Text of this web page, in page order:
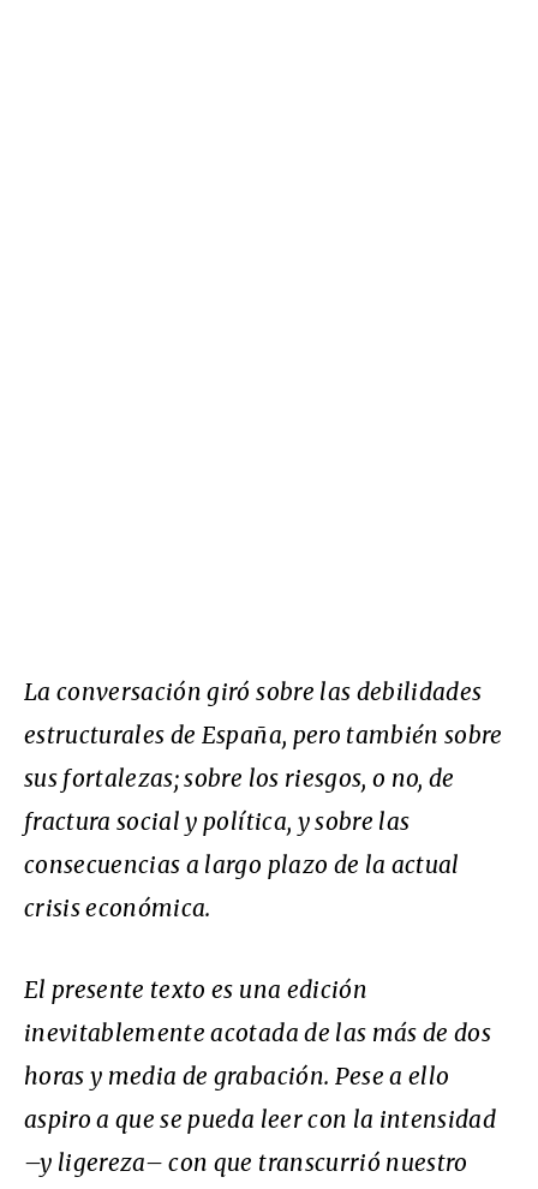
La conversación giró sobre las debilidades
estructurales de España, pero también sobre
sus fortalezas; sobre los riesgos, o no, de
fractura social y política, y sobre las
consecuencias a largo plazo de la actual
crisis económica.
El presente texto es una edición
inevitablemente acotada de las más de dos
horas y media de grabación. Pese a ello
aspiro a que se pueda leer con la intensidad
–y ligereza– con que transcurrió nuestro